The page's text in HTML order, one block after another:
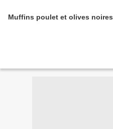
Muffins poulet et olives noires